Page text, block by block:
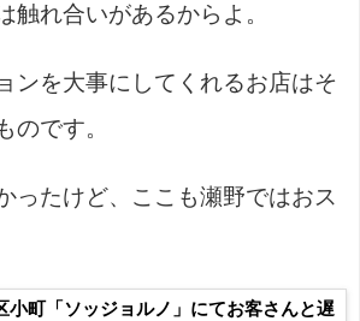
触れ合いがあるからよ。
ンを大事にしてくれるお店はそ
のです。
ったけど、ここも瀬野ではおス
小町「ソッジョルノ」にてお客さんと遅